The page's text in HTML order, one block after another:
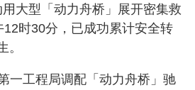
大型「动力舟桥」展开密集救
时30分，已成功累计安全转
。
一工程局调配「动力舟桥」驰